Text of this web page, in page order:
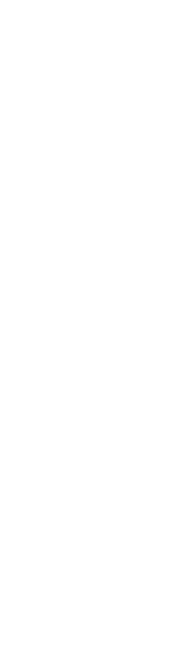
avec un doigt
coton dans le nez qui